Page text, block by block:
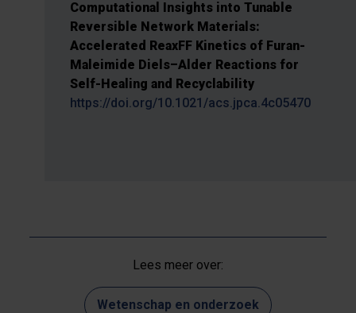
Computational Insights into Tunable
Reversible Network Materials:
Accelerated ReaxFF Kinetics of Furan-
Maleimide Diels–Alder Reactions for
Self-Healing and Recyclability
https://doi.org/10.1021/acs.jpca.4c05470
Lees meer over:
Wetenschap en onderzoek